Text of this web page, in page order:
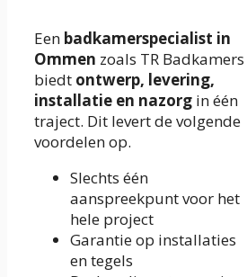
Een badkamerspecialist in
Ommen zoals TR Badkamers
biedt ontwerp, levering,
installatie en nazorg in één
traject. Dit levert de volgende
voordelen op.
Slechts één
aanspreekpunt voor het
hele project
Garantie op installaties
en tegels